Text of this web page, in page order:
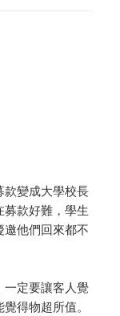
款變成大學校長
款好難，學生
他們回來都不
一定要讓客人覺
得物超所值。